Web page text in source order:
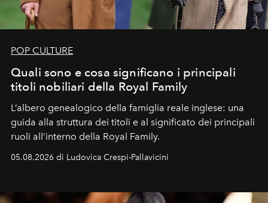
POP CULTURE
Quali sono e cosa significano i principali
titoli nobiliari della Royal Family
L’albero genealogico della famiglia reale inglese: una
guida alla struttura dei titoli e al significato dei principali
ruoli all’interno della Royal Family.
05.08.2026 di Ludovica Crespi-Pallavicini